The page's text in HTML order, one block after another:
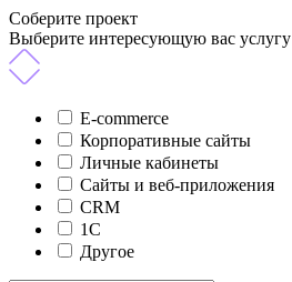
Соберите проект
Выберите интересующую вас услугу
E-commerce
Корпоративные сайты
Личные кабинеты
Сайты и веб-приложения
CRM
1C
Другое